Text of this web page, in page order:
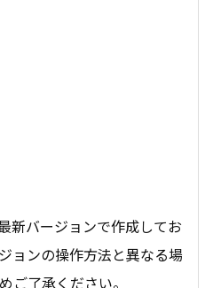
新バージョンで作成してお
ョンの操作方法と異なる場
ご了承ください。